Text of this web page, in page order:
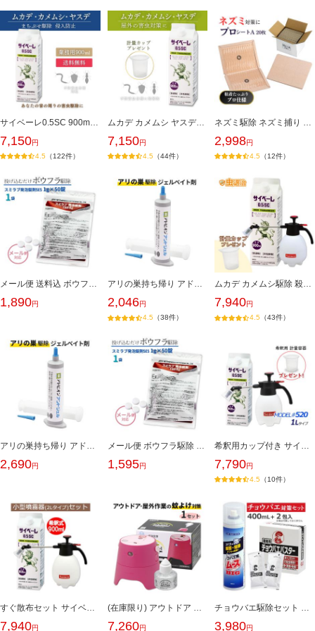
7,150
122
ムカデ カメムシ ヤスデ駆除 サイベーレ0.5SC 900ml 計量カップ付き 希釈用 セアカゴケグモ アリ ゲジゲジ ダンゴムシ サイベーレ液体 殺虫剤
7,150
44
2,998
12
メール便 送料込 ボウフラ駆除 スミラブ発泡錠剤SES 1g×50錠/袋 蚊の幼虫 ボウフラ駆除 発生源 蚊退治 錠剤 投げ込み チカイエカ対策に 第2類医薬品
1,890
アリの巣持ち帰り アドビオンアントジェル30g/本 シリンジ押し棒付き 業務用アリ駆除剤 ジェル 部屋のアリ駆除 ヒアリ イエヒメアリ アルゼンチンアリ 黒アリ
2,046
38
ムカデ カメムシ駆除 殺虫剤 噴霧器セット サイベーレ0.5SC 900ml 小型噴霧器#530(2リッター用) 希釈用 計量カップ付き 庭 玄関周り アリ ヤスデ駆除
7,940
43
アリの巣持ち帰り アドビオンアントジェル30g/本 シリンジ押し棒付き 業務用 アリ駆除剤 ジェル 部屋のアリ駆除 ヒアリ イエヒメアリ アルゼンチンアリ 黒アリ
2,690
メール便 ボウフラ駆除 スミラブ発泡錠剤SES 1g×50錠/袋 蚊の幼虫 ボウフラ駆除 発生源 蚊退治 錠剤 投げ込み チカイエカ対策に 第2類医薬品 クロネコ
1,595
希釈用カップ付き サイベーレ0.5SC 900ml 小型噴霧器#520(1リッタータイプ) ムカデ駆除 ヤスデ カメムシ駆除 玄関周り 庭 外壁 アリ ゲジ カマドウマ 駆除
7,790
10
7,940 7,260 3,980